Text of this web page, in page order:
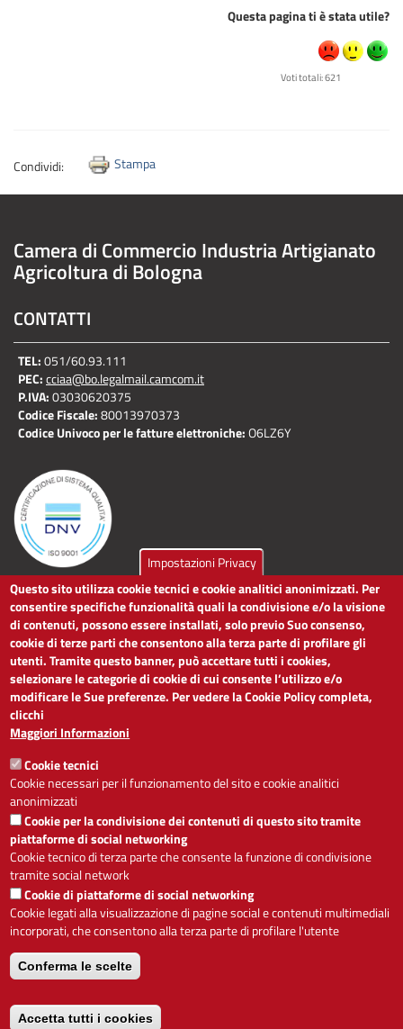
Questa pagina ti è stata utile?
Voti totali: 621
Condividi: Stampa
Camera di Commercio Industria Artigianato
Agricoltura di Bologna
CONTATTI
TEL:051/60.93.111
PEC:cciaa@bo.legalmail.camcom.it
P.IVA:03030620375
Codice Fiscale:80013970373
Codice Univoco per le fatture elettroniche:O6LZ6Y
LINK UTILI
Dichiarazione di accessibilità
Obiettivi di accessibilità
Segnalaci problemi di accessibilità
Note legali
Privacy
Accesso riservato
ACCESSIBILITÀ
- A +
Alto contrasto
Servizio realizzato da
Impostazioni Privacy
Questo sito utilizza cookie tecnici e cookie analitici anonimizzati. Per
consentire specifiche funzionalità quali la condivisione e/o la visione
di contenuti, possono essere installati, solo previo Suo consenso,
cookie di terze parti che consentono alla terza parte di profilare gli
utenti. Tramite questo banner, può accettare tutti i cookies,
selezionare le categorie di cookie di cui consente l’utilizzo e/o
modificare le Sue preferenze. Per vedere la Cookie Policy completa,
clicchi
Maggiori Informazioni
Cookie tecnici
Cookie necessari per il funzionamento del sito e cookie analitici
anonimizzati
Cookie per la condivisione dei contenuti di questo sito tramite
piattaforme di social networking
Cookie tecnico di terza parte che consente la funzione di condivisione
tramite social network
Cookie di piattaforme di social networking
Cookie legati alla visualizzazione di pagine social e contenuti multimediali
incorporati, che consentono alla terza parte di profilare l'utente
Conferma le scelte
Accetta tutti i cookies